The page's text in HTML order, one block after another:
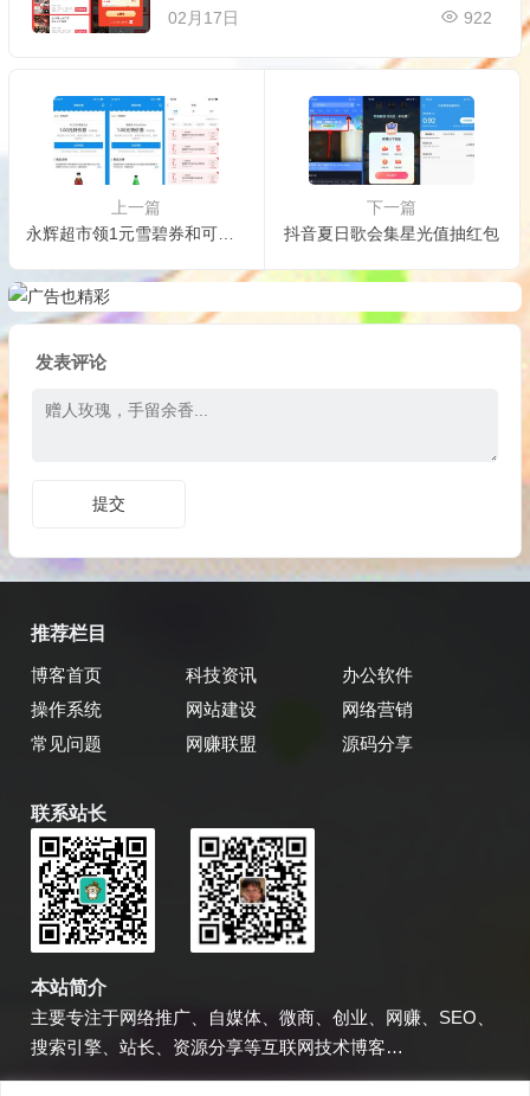
02月17日 922
上一篇
永辉超市领1元雪碧券和可乐券
下一篇
抖音夏日歌会集星光值抽红包
发表评论
推荐栏目
博客首页 科技资讯
办公软件
操作系统
网站建设
网络营销
常见问题
网赚联盟 源码分享
联系站长
本站简介
主要专注于网络推广、自媒体、微商、创业、网赚、SEO、
搜索引擎、站长、资源分享等互联网技术博客…